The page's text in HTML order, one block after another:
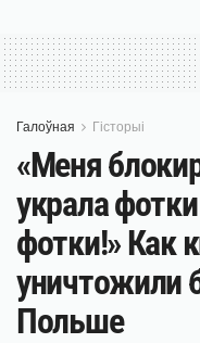
Галоўная Гісторыі
«Меня
украла
фотки!» Как
уничтожили
Польше